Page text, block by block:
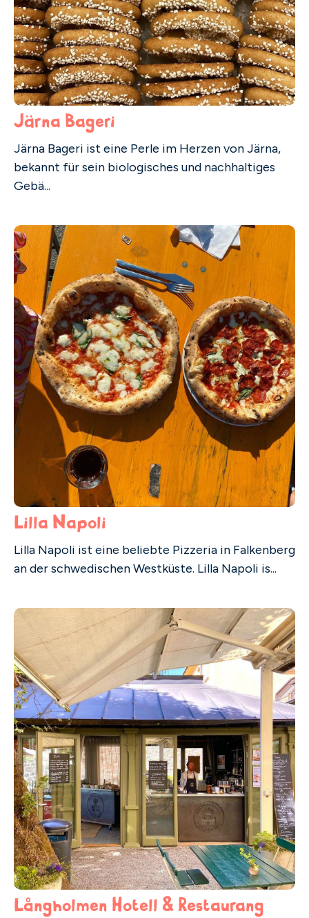
Järna Bageri
Järna Bageri ist eine Perle im Herzen von Järna,
bekannt für sein biologisches und nachhaltiges
Gebä...
Lilla Napoli
Lilla Napoli ist eine beliebte Pizzeria in Falkenberg
an der schwedischen Westküste. Lilla Napoli is...
Långholmen Hotell & Restaurang